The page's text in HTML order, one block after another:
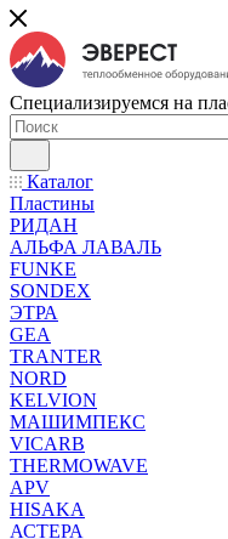
Специализируемся на
Каталог
Пластины
РИДАН
АЛЬФА ЛАВАЛЬ
FUNKE
SONDEX
ЭТРА
GEA
TRANTER
NORD
KELVION
МАШИМПЕКС
VICARB
THERMOWAVE
APV
HISAKA
АСТЕРА